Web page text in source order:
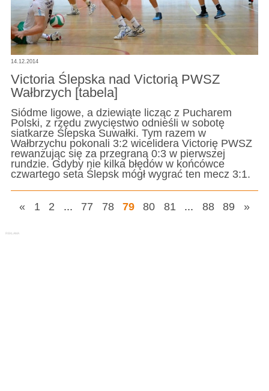
14.12.2014
Victoria Ślepska nad Victorią PWSZ
Wałbrzych [tabela]
Siódme ligowe, a dziewiąte licząc z Pucharem
Polski, z rzędu zwycięstwo odnieśli w sobotę
siatkarze Ślepska Suwałki. Tym razem w
Wałbrzychu pokonali 3:2 wicelidera Victorię PWSZ
rewanżując się za przegraną 0:3 w pierwszej
rundzie. Gdyby nie kilka błędów w końcówce
czwartego seta Ślepsk mógł wygrać ten mecz 3:1.
« 1 2 ... 77 78 79 80 81 ... 88 89 »